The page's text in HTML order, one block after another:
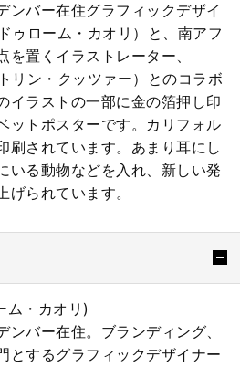
ンバー在住グラフィックデザイ
ゥローム・カオリ）と、南アフ
を置くイラストレーター、
ン・クッツァー）とのコラボ
イラストの一部に金の箔押し印
ットポスターです。カリフォル
刷されています。あまり耳にし
いる動物などを入れ、新しい発
げられています。
・カオリ)
ンバー在住。ブランディング、
とするグラフィックデザイナー